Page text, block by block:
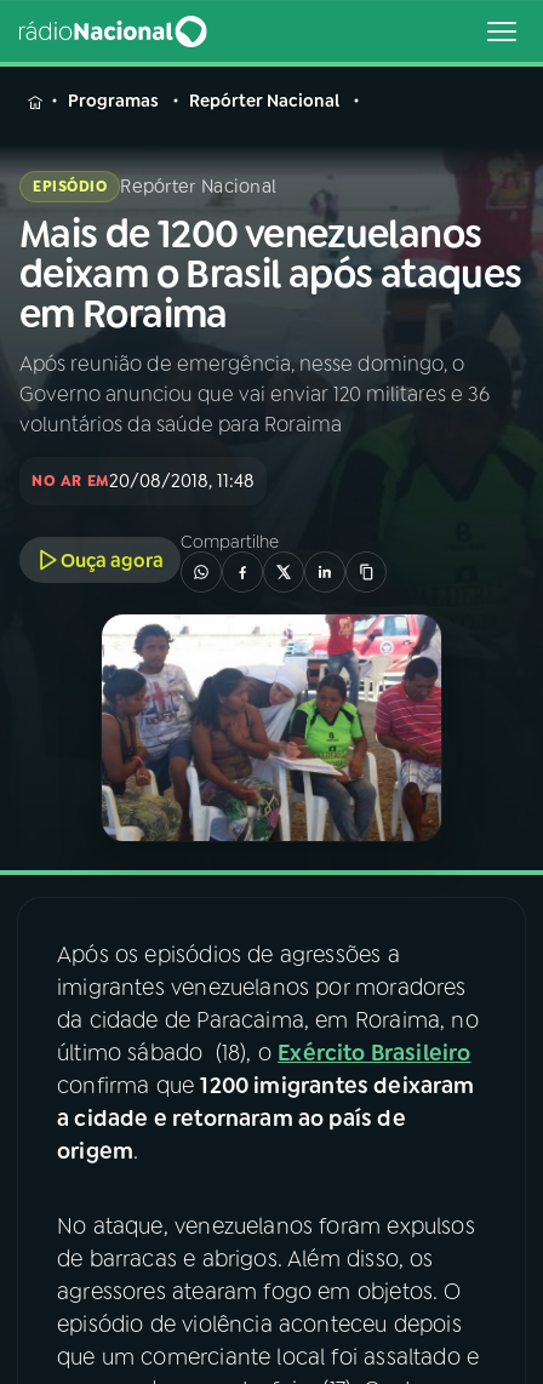
MENU
Buscar
na
Rádio
Nacional
Buscar
AO VIVO
PROGRAMAS
PODCASTS
VIDEOCASTS
08FESTIVAL DE MÚSICA
ACOMPANHE A RÁDIO NACIONAL
YouTube Facebook
TikTok
Programas Repórter Nacional
EPISÓDIO Repórter Nacional
Mais de 1200 venezuelanos
deixam o Brasil após ataques
em Roraima
Após reunião de emergência, nesse domingo, o
Governo anunciou que vai enviar 120 militares e 36
voluntários da saúde para Roraima
NO AR EM20/08/2018, 11:48
Ouça agora
Compartilhe
Após os episódios de agressões a
imigrantes venezuelanos por moradores
da cidade de Paracaima, em Roraima, no
último sábado (18), o Exército Brasileiro
confirma que1200 imigrantes deixaram
a cidade e retornaram ao país de
origem.
No ataque, venezuelanos foram expulsos
de barracas e abrigos. Além disso, os
agressores atearam fogo em objetos. O
episódio de violência aconteceu depois
que um comerciante local foi assaltado e